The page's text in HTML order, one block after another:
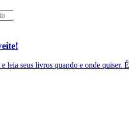
leia seus livros quando e onde quiser. É